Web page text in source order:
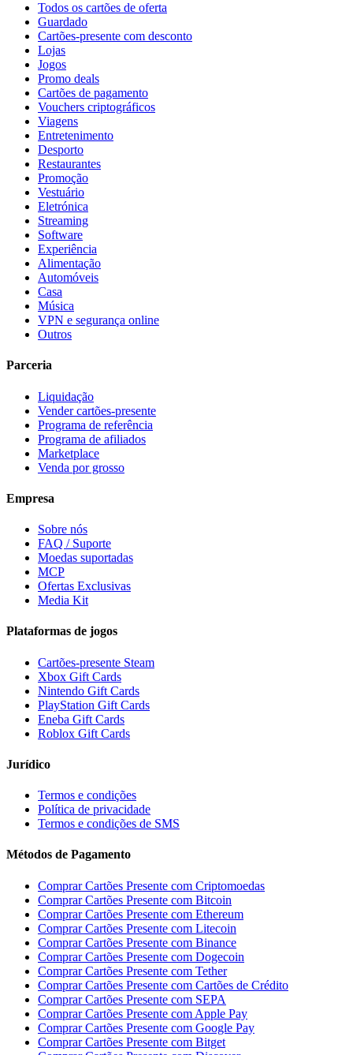
Todos os cartões de oferta
Guardado
Cartões-presente com desconto
Lojas
Jogos
Promo deals
Cartões de pagamento
Vouchers criptográficos
Viagens
Entretenimento
Desporto
Restaurantes
Promoção
Vestuário
Eletrónica
Streaming
Software
Experiência
Alimentação
Automóveis
Casa
Música
VPN e segurança online
Outros
Parceria
Liquidação
Vender cartões-presente
Programa de referência
Programa de afiliados
Marketplace
Venda por grosso
Empresa
Sobre nós
FAQ / Suporte
Moedas suportadas
MCP
Ofertas Exclusivas
Media Kit
Plataformas de jogos
Cartões-presente Steam
Xbox Gift Cards
Nintendo Gift Cards
PlayStation Gift Cards
Eneba Gift Cards
Roblox Gift Cards
Jurídico
Termos e condições
Política de privacidade
Termos e condições de SMS
Métodos de Pagamento
Comprar Cartões Presente com Criptomoedas
Comprar Cartões Presente com Bitcoin
Comprar Cartões Presente com Ethereum
Comprar Cartões Presente com Litecoin
Comprar Cartões Presente com Binance
Comprar Cartões Presente com Dogecoin
Comprar Cartões Presente com Tether
Comprar Cartões Presente com Cartões de Crédito
Comprar Cartões Presente com SEPA
Comprar Cartões Presente com Apple Pay
Comprar Cartões Presente com Google Pay
Comprar Cartões Presente com Bitget